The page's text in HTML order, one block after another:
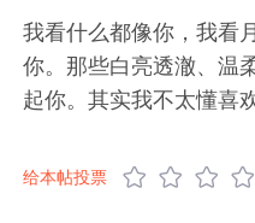
我看什么都像你，我看
你。那些白亮透澈、温
起你。其实我不太懂喜
给本帖投票